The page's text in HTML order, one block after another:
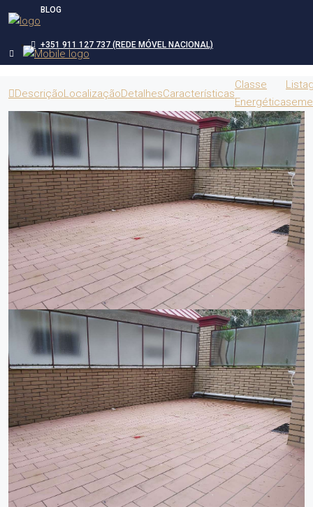
BLOG
+351 911 127 737 (REDE MÓVEL NACIONAL)
DescriçãoLocalizaçãoDetalhesCaracterísticas
Classe
Energética